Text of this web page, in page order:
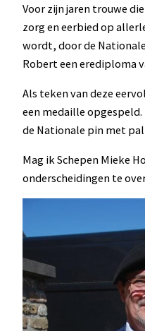
Voor zijn jaren trouwe
zorg en eerbied op
wordt, door de
Robert een erediploma
Als teken van deze
een medaille
de Nationale pin met
Mag ik Schepen Mieke
onderscheidingen te